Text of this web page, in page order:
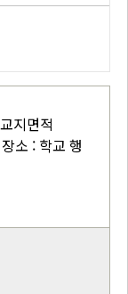
지면적
소 : 학교 행